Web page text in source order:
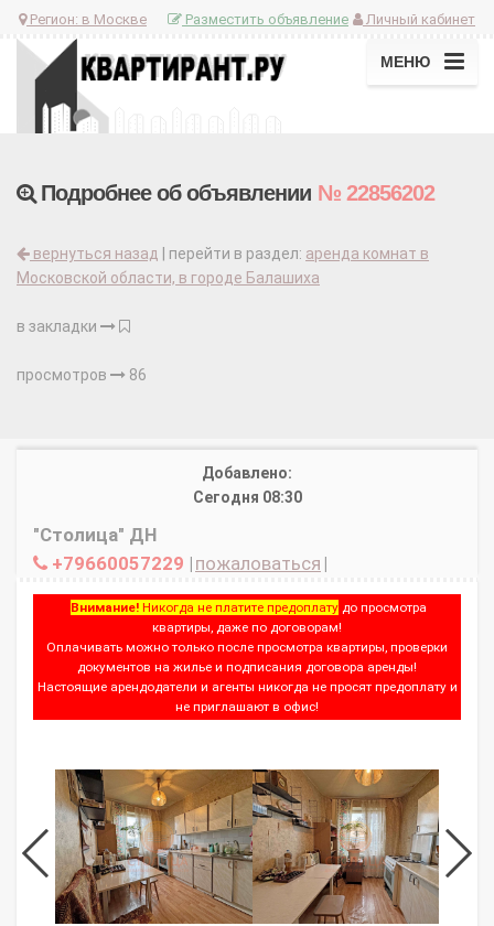
Регион: в Москве Личный кабинет
Разместить объявление
МЕНЮ
Подробнее об объявлении № 22856202
вернуться назад | перейти в раздел: аренда комнат в
Московской области, в городе Балашиха
в закладки
просмотров 86
Добавлено:
Сегодня 08:30
"Столица" ДН
+79660057229 | пожаловаться |
Внимание! Никогда не платите предоплату до просмотра
квартиры, даже по договорам!
Оплачивать можно только после просмотра квартиры, проверки
документов на жилье и подписания договора аренды!
Настоящие арендодатели и агенты никогда не просят предоплату и
не приглашают в офис!